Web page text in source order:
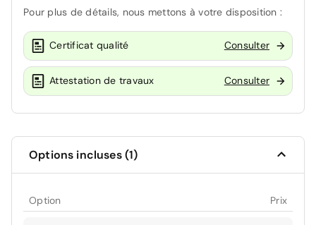
Pour plus de détails, nous mettons à votre disposition :
Certificat qualité Consulter
Attestation de travaux Consulter
Options incluses (1)
Option Prix